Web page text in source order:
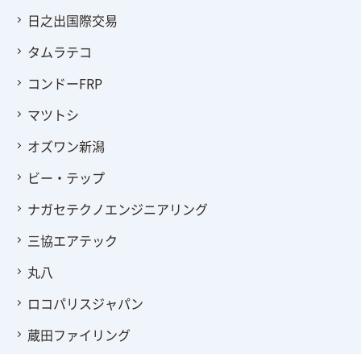
日之出国際交易
タムラテコ
コンドーFRP
マツトシ
オズワン新潟
ビー・テップ
ナガセテクノエンジニアリング
三協エアテック
丸八
ロコパリスジャパン
蔵田ファイリング